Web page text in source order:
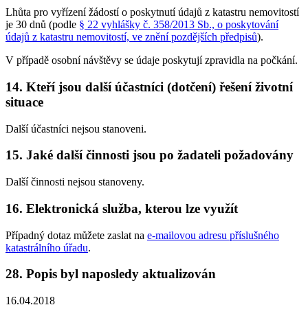
Lhůta pro vyřízení žádostí o poskytnutí údajů z katastru nemovitostí
je 30 dnů (podle § 22 vyhlášky č. 358/2013 Sb., o poskytování
údajů z katastru nemovitostí, ve znění pozdějších předpisů).
V případě osobní návštěvy se údaje poskytují zpravidla na počkání.
14. Kteří jsou další účastníci (dotčení) řešení životní
situace
Další účastníci nejsou stanoveni.
15. Jaké další činnosti jsou po žadateli požadovány
Další činnosti nejsou stanoveny.
16. Elektronická služba, kterou lze využít
Případný dotaz můžete zaslat na e-mailovou adresu příslušného
katastrálního úřadu.
28. Popis byl naposledy aktualizován
16.04.2018